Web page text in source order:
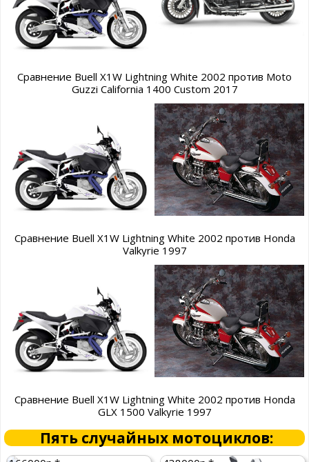
Сравнение Buell X1W Lightning White 2002 против Moto
Guzzi California 1400 Custom 2017
Сравнение Buell X1W Lightning White 2002 против Honda
Valkyrie 1997
Сравнение Buell X1W Lightning White 2002 против Honda
GLX 1500 Valkyrie 1997
Пять случайных мотоциклов: